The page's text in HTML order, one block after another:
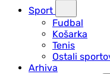
Sport
Fudbal
Košarka
Tenis
Ostali
Arhiva